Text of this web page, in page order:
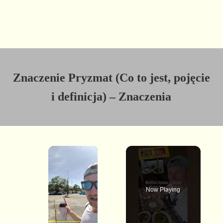
Znaczenie Pryzmat (Co to jest, pojęcie
i definicja) – Znaczenia
×
Now Playing